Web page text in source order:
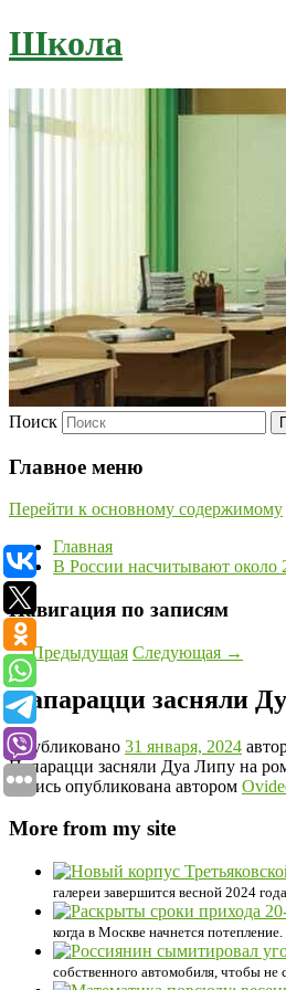
Школа
Поиск
Главное меню
Перейти к основному содержимому
Главная
В России насчитывают около
Навигация по записям
←Предыдущая Следующая →
Папарацци засняли
Опубликовано 31 января, 2024
Папарацци засняли Дуа Липу на
Запись опубликована автором
More from my site
галереи завершится весной 2024
когда в Москве начнется
собственного автомобиля, чтобы